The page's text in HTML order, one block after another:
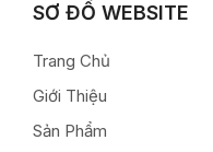
SƠ ĐỒ WEBSITE
Trang Chủ
Giới Thiệu
Sản Phẩm